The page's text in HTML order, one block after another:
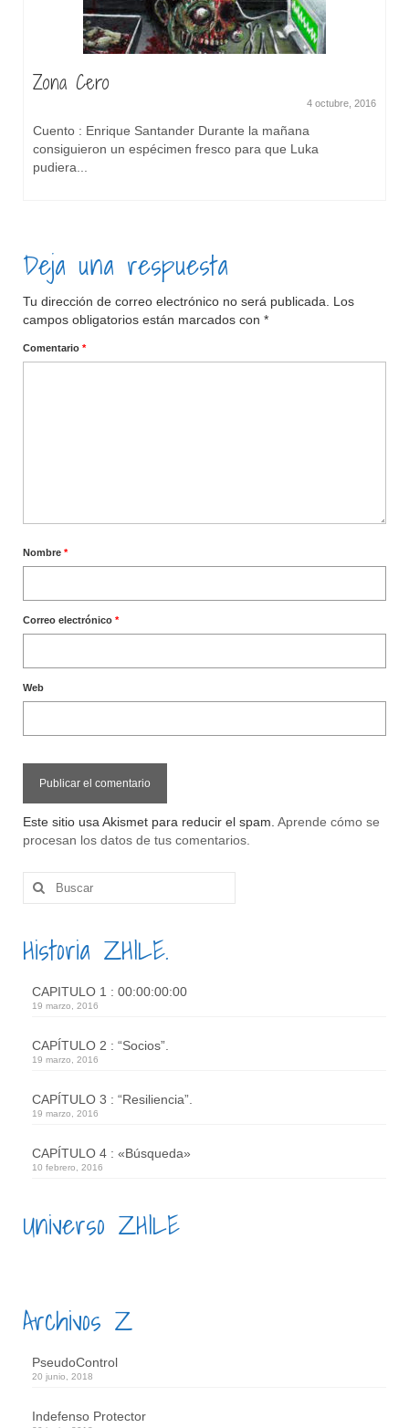
Zona Cero
4 octubre, 2016
Cuento : Enrique Santander Durante la mañana
consiguieron un espécimen fresco para que Luka
pudiera...
Deja una respuesta
Tu dirección de correo electrónico no será publicada. Los
campos obligatorios están marcados con *
Comentario *
Nombre *
Correo electrónico *
Web
Este sitio usa Akismet para reducir el spam. Aprende cómo se
procesan los datos de tus comentarios.
Buscar
por:
Historia ZHILE.
CAPITULO 1 : 00:00:00:00
19 marzo, 2016
CAPÍTULO 2 : “Socios”.
19 marzo, 2016
CAPÍTULO 3 : “Resiliencia”.
19 marzo, 2016
CAPÍTULO 4 : «Búsqueda»
10 febrero, 2016
Universo ZHILE
Archivos Z
PseudoControl
20 junio, 2018
Indefenso Protector